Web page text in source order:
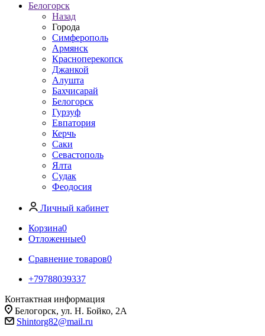
Белогорск
Назад
Города
Симферополь
Армянск
Красноперекопск
Джанкой
Алушта
Бахчисарай
Белогорск
Гурзуф
Евпатория
Керчь
Саки
Севастополь
Ялта
Судак
Феодосия
Личный кабинет
Корзина0
Отложенные0
Сравнение товаров0
+79788039337
Контактная информация
Белогорск, ул. Н. Бойко, 2А
Shintorg82@mail.ru